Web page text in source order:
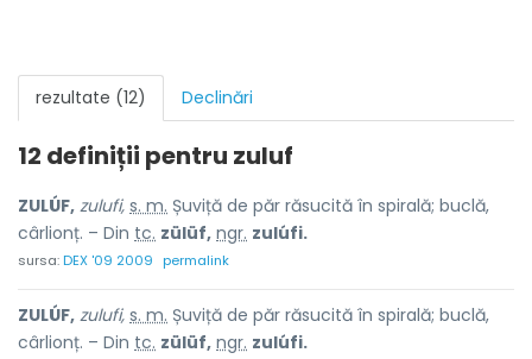
rezultate (12) Declinări
12 definiții pentru zuluf
ZULÚF, zulufi, s. m. Șuviță de păr răsucită în spirală; buclă,
cârlionț. – Din tc. zülüf, ngr. zulúfi.
sursa:DEX '09 2009 permalink
ZULÚF, zulufi, s. m. Șuviță de păr răsucită în spirală; buclă,
cârlionț. – Din tc. zülüf, ngr. zulúfi.